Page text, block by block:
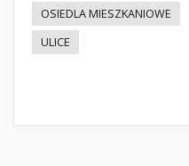
OSIEDLA MIESZKANIOWE
ULICE